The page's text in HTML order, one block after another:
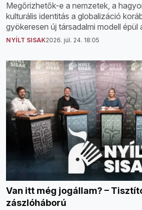
Megőrizhetők-e a nemzetek, a
kulturális identitás a globalizáció
gyökeresen új társadalmi modell épül
NYÍLT SISAK2026. júl. 24. 18:05
Van itt még jogállam? –
zászlóháború